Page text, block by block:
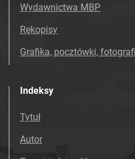
Wydawnictwa MBP
Rękopisy
Grafika, pocztówki,
Indeksy
Tytuł
Autor